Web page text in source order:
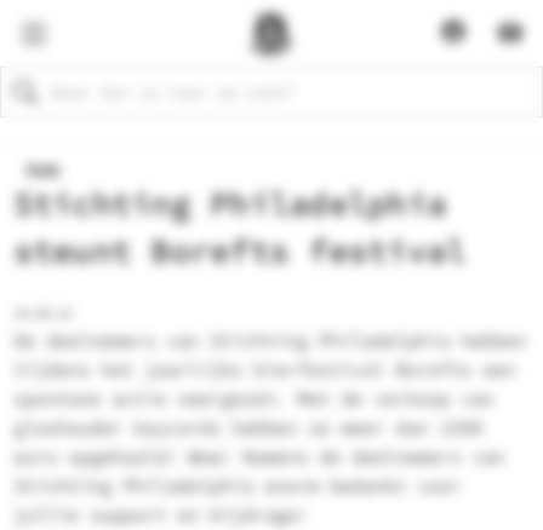
Zoeken
Home
Stichting Philadelphia
steunt Borefts festival
De deelnemers van Stichting Philadelphia hebben
tijdens het jaarlijks bierfestival Borefts een
spontane actie neergezet. Met de verkoop van
glashouder keycords hebben ze meer dan 1500
euro opgehaald! Wow! Namens de deelnemers van
Stichting Philadelphia enorm bedankt voor
jullie support en bijdrage!